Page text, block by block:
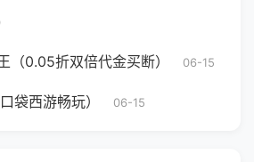
（0.05折双倍代金买断） 06-15
袋西游畅玩） 06-15